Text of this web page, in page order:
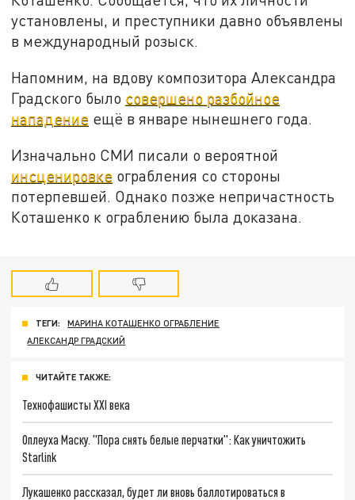
установлены, и преступники давно объявлены
в международный розыск.
Напомним, на вдову композитора Александра
Градского было совершено разбойное
нападение ещё в январе нынешнего года.
Изначально СМИ писали о вероятной
инсценировке ограбления со стороны
потерпевшей. Однако позже непричастность
Коташенко к ограблению была доказана.
ТЕГИ:
МАРИНА КОТАШЕНКО ОГРАБЛЕНИЕ
АЛЕКСАНДР ГРАДСКИЙ
ЧИТАЙТЕ ТАКЖЕ:
Технофашисты XXI века
Оплеуха Маску. "Пора снять белые перчатки": Как уничтожить
Starlink
Лукашенко рассказал, будет ли вновь баллотироваться в